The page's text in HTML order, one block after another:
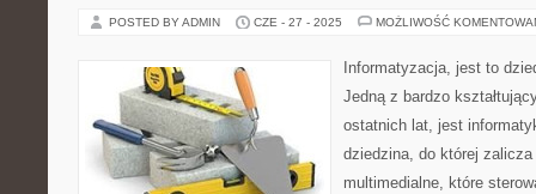
POSTED BY ADMIN CZE - 27 - 2025 MOŻLIWOŚĆ
Informatyzacja, jest to
Jedną z bardzo
ostatnich lat, jest
dziedzina, do której
multimedialne, które